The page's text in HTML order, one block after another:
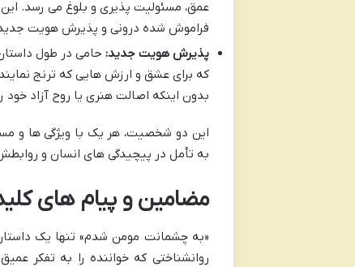
عمق، مسئولیت پذیری و بلوغ می رسد.
فراموش شده درونی و پذیرش هویت
پذیرش هویت جدید: حامی در طول
که برای عشق و ارزش هایی که ترنج
بدون اینکه اصالت هنری یا روح آزاد خود
این دو شخصیت، هر یک با ویژگی ها و
به تأمل در پیچیدگی های انسان و
مضامین و پیام های
«به چشمانت مومن شدم» تنها یک
روانشناختی که خواننده را به تفکر